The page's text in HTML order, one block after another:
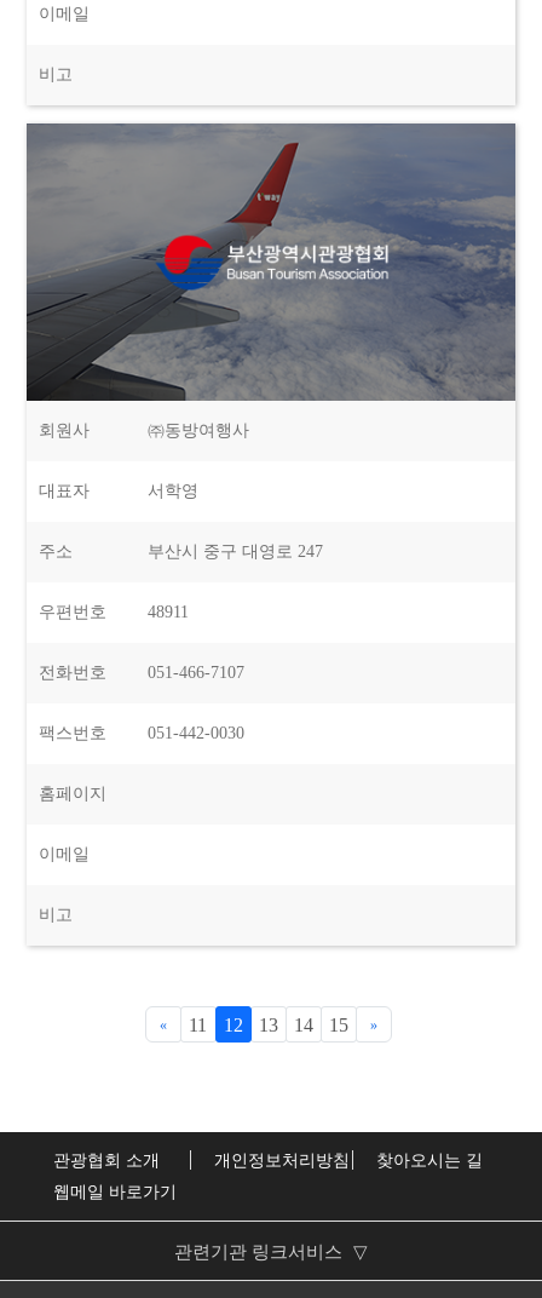
이메일
비고
회원사 ㈜동방여행사
대표자 서학영
주소 부산시 중구 대영로 247
우편번호 48911
전화번호 051-466-7107
팩스번호 051-442-0030
홈페이지
이메일
비고
« 11 12 13 14 15 »
관광협회 소개 개인정보처리방침
찾아오시는 길
웹메일 바로가기
관련기관 링크서비스 ▽